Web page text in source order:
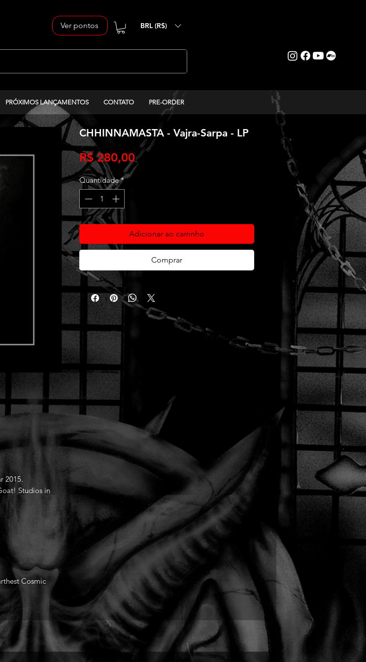
Ver pontos BRL (R$)
PRÓXIMOS LANÇAMENTOS CONTATO PRE-ORDER
2015.
Studios in
Cosmic
CHHINNAMASTA - Vajra-Sarpa - LP
R$ 280,00Preço
Quantidade *
Adicionar ao carrinho
Comprar